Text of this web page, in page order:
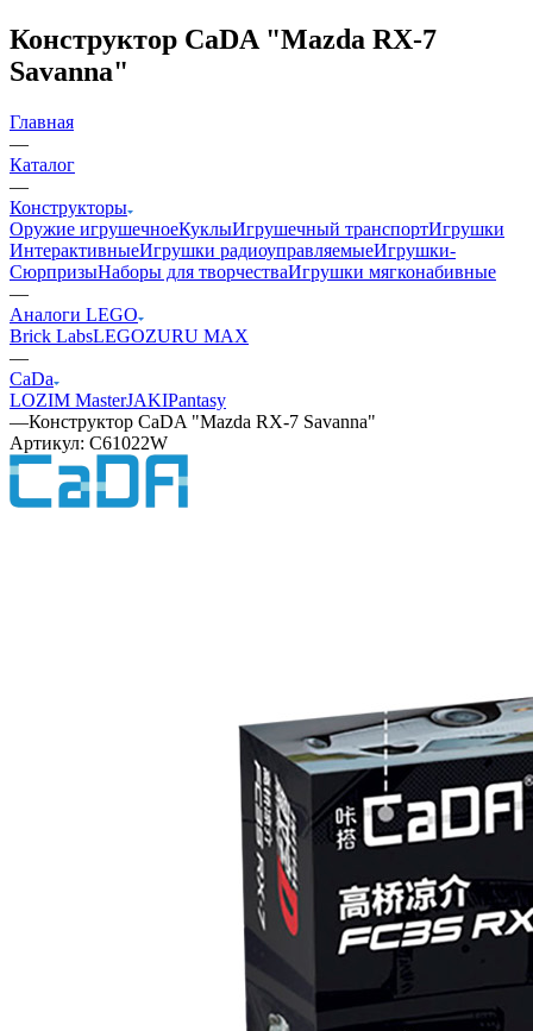
Конструктор CaDA "Mazda RX-7
Savanna"
Главная
—
Каталог
—
Конструкторы
Оружие игрушечноеКуклыИгрушечный транспортИгрушки
ИнтерактивныеИгрушки радиоуправляемыеИгрушки-
СюрпризыНаборы для творчестваИгрушки мягконабивные
—
Аналоги LEGO
Brick LabsLEGOZURU MAX
—
CaDa
LOZIM MasterJAKIPantasy
—Конструктор CaDA "Mazda RX-7 Savanna"
Артикул: C61022W